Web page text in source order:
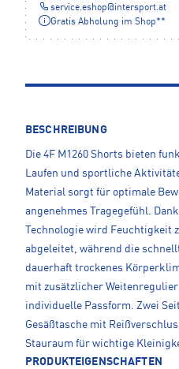
service.eshop@intersport.at
Gratis Abholung im Shop**
BESCHREIBUNG
Die 4F M1260 Shorts bieten
Laufen und sportliche
Material sorgt für optimale
angenehmes Tragegefühl.
Technologie wird Feuchtigkeit
abgeleitet, während die
dauerhaft trockenes
mit zusätzlicher
individuelle Passform. Zwei
Gesäßtasche mit
Stauraum für wichtige
PRODUKTEIGENSCHAFTEN